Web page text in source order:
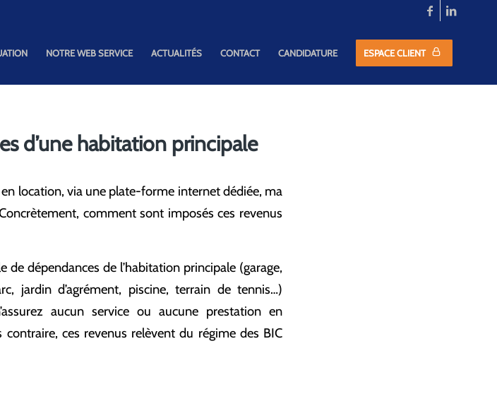
NOTRE WEB SERVICE ACTUALITÉS CONTACT CANDIDATURE ESPACE CLIENT
d’une habitation principale
location, via une plate-forme internet dédiée, ma
comment sont imposés ces revenus
dépendances de l’habitation principale (garage,
jardin d’agrément, piscine, terrain de tennis…)
aucun service ou aucune prestation en
ces revenus relèvent du régime des BIC